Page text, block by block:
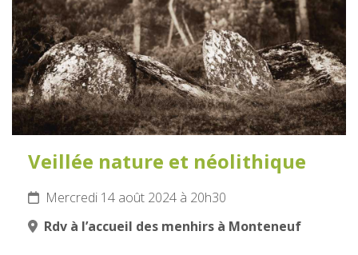
Veillée nature et néolithique
Mercredi 14 août 2024 à 20h30
Rdv à l’accueil des menhirs à Monteneuf